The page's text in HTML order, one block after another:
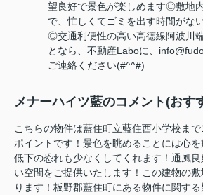
望良好で景色が楽しめます◎敷地
で、忙しくてゴミを出す時間がな
◎交通利便性の高い高徳線阿波川
となら、不動産Laboに、
ご連絡ください(#^^#)
メナーハイツ藍のコメント(おす
こちらの物件は藍住町立藍住西小学校ま
ポイントです！景色を眺めることには心
低下の恐れも少なくしてくれます！通風
い空間をご提供いたします！この建物の
ります！板野郡藍住町にある物件に関する